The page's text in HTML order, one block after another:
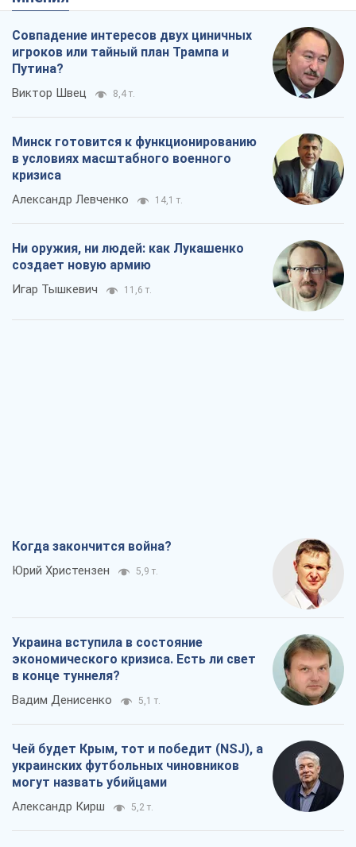
Совпадение интересов двух циничных
игроков или тайный план Трампа и
Путина?
Виктор Швец 8,4 т.
Минск готовится к функционированию
в условиях масштабного военного
кризиса
Александр Левченко 14,1 т.
Ни оружия, ни людей: как Лукашенко
создает новую армию
Игар Тышкевич 11,6 т.
Когда закончится война?
Юрий Христензен 5,9 т.
Украина вступила в состояние
экономического кризиса. Есть ли свет
в конце туннеля?
Вадим Денисенко 5,1 т.
Чей будет Крым, тот и победит (NSJ), а
украинских футбольных чиновников
могут назвать убийцами
Александр Кирш 5,2 т.